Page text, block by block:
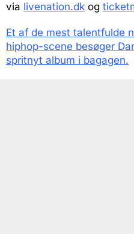
via livenation.dk og
Et af de mest talentfulde
hiphop-scene besøger
spritnyt album i bagagen.